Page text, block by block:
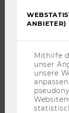
INFORMATIONEN
STUDENT CLUBS
FORSCHUNG
ANBIETER)
Mithilfe
unser
unsere